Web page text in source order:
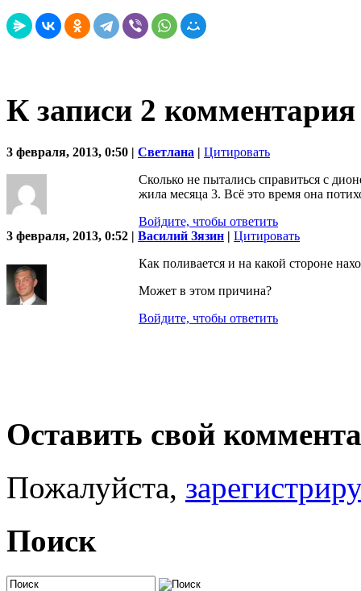
К записи 2 комментария
3 февраля, 2013, 0:50 | Светлана | Цитировать
Сколько не пытались справиться с
жила месяца 3. Всё это время она
Войдите, чтобы ответить
3 февраля, 2013, 0:52 | Василий Зязин | Цитировать
Как поливается и на какой стороне
Может в этом причина?
Войдите, чтобы ответить
Оставить свой
Пожалуйста,
Поиск